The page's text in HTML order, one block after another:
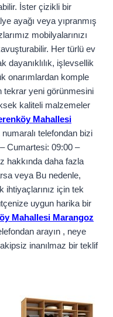
İster çizikli bir
ayağı veya yıpranmış
mobilyalarınızı
Her türlü ev
dayanıklılık, işlevsellik
onarımlardan komple
tekrar yeni görünmesini
kaliteli malzemeler
Mahallesi
telefondan bizi
Cumartesi: 09:00 –
hakkında daha fazla
veya Bu nedenle,
için tek
uygun harika bir
Mahallesi Marangoz
arayın , neye
inanılmaz bir teklif